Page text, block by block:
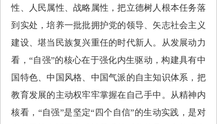
性、人民属性、战略属性，把立德树人根本任务落
到实处，培养一批批拥护党的领导、矢志社会主义
建设、堪当民族复兴重任的时代新人。从发展动力
看，“自强”的核心在于强化内生驱动，构建具有中
国特色、中国风格、中国气派的自主知识体系，把
教育发展的主动权牢牢掌握在自己手中。从精神内
核看，“自强”是坚定“四个自信”的生动实践，是对